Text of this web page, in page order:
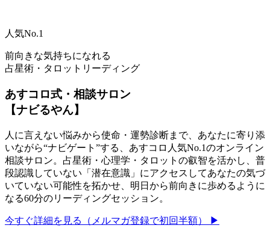
人気No.1
前向きな気持ちになれる
占星術・タロットリーディング
あすコロ式・相談サロン
【ナビるやん】
人に言えない悩みから使命・運勢診断まで、あなたに寄り添
いながら“ナビゲート”する、あすコロ人気No.1のオンライン
相談サロン。占星術・心理学・タロットの叡智を活かし、普
段認識していない「潜在意識」にアクセスしてあなたの気づ
いていない可能性を拓かせ、明日から前向きに歩めるように
なる60分のリーディングセッション。
今すぐ詳細を見る（メルマガ登録で初回半額） ▶